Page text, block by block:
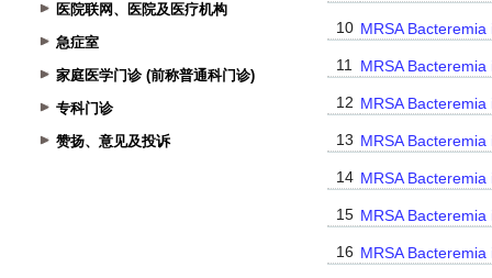
医院联网、医院及医疗机构
急症室
家庭医学门诊 (前称普通科门诊)
专科门诊
赞扬、意见及投诉